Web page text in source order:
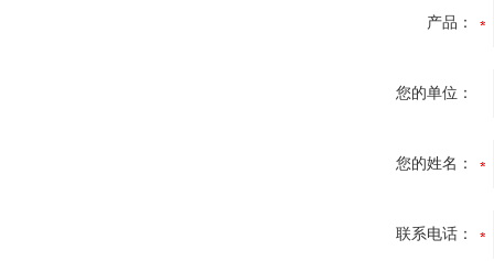
产品：
您的单位：
您的姓名：
联系电话：